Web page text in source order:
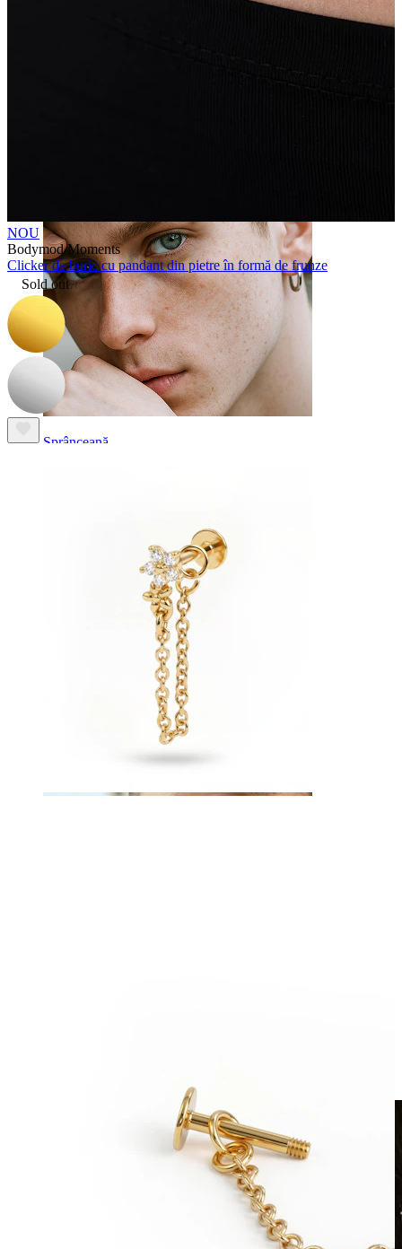
Sprânceană
NOU
Bodymod Moments
Clicker de buric cu pandant din pietre în formă de frunze
Sold out